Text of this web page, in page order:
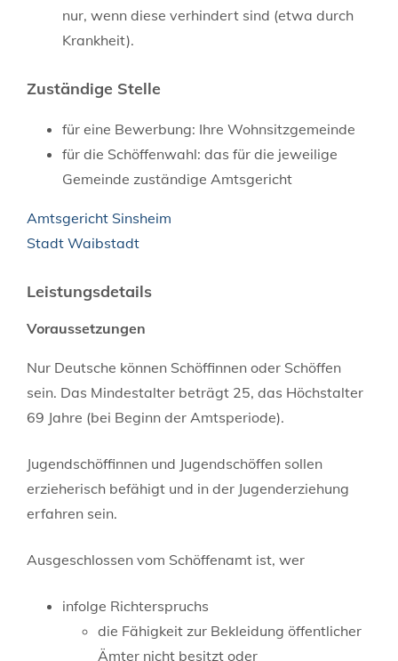
nur, wenn diese verhindert sind (etwa durch
Krankheit).
Zuständige Stelle
für eine Bewerbung: Ihre Wohnsitzgemeinde
für die Schöffenwahl: das für die jeweilige
Gemeinde zuständige Amtsgericht
Amtsgericht Sinsheim
Stadt Waibstadt
Leistungsdetails
Voraussetzungen
Nur Deutsche können Schöffinnen oder Schöffen
sein. Das Mindestalter beträgt 25, das Höchstalter
69 Jahre (bei Beginn der Amtsperiode).
Jugendschöffinnen und Jugendschöffen sollen
erzieherisch befähigt und in der Jugenderziehung
erfahren sein.
Ausgeschlossen vom Schöffenamt ist, wer
infolge Richterspruchs
die Fähigkeit zur Bekleidung öffentlicher
Ämter nicht besitzt oder